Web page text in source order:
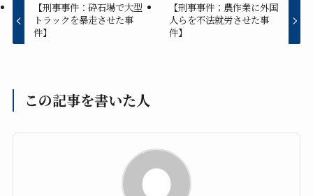
【刑事事件：砕石場で大型
トラックを暴走させた事
件】
【刑事事件；農作業に外国
人らを不法就労させた事
件】
この記事を書いた人